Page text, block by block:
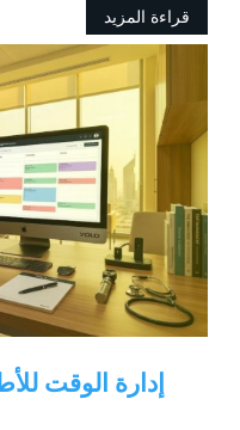
قراءة المزيد
إدارة الوقت